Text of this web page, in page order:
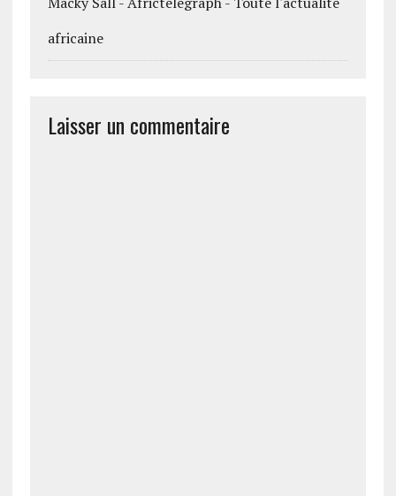
africaine
Laisser un commentaire